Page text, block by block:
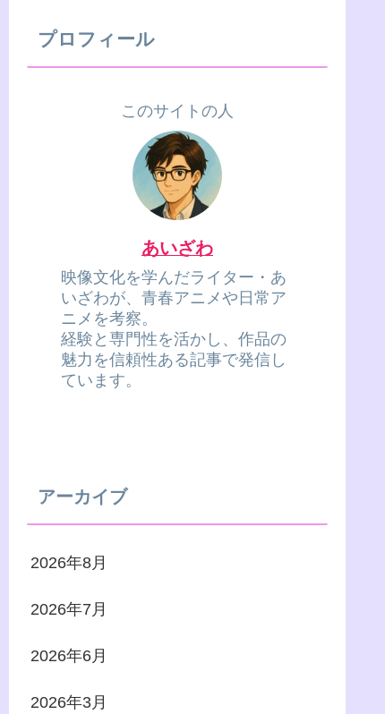
プロフィール
このサイトの人
あいざわ
映像文化を学んだライター・あ
いざわが、青春アニメや日常ア
ニメを考察。
経験と専門性を活かし、作品の
魅力を信頼性ある記事で発信し
ています。
アーカイブ
2026年8月
2026年7月
2026年6月
2026年3月